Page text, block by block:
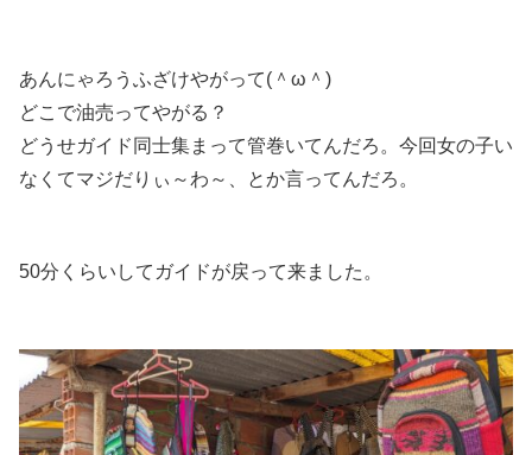
あんにゃろうふざけやがって(＾ω＾)
どこで油売ってやがる？
どうせガイド同士集まって管巻いてんだろ。今回女の子い
なくてマジだりぃ～わ～、とか言ってんだろ。
50分くらいしてガイドが戻って来ました。